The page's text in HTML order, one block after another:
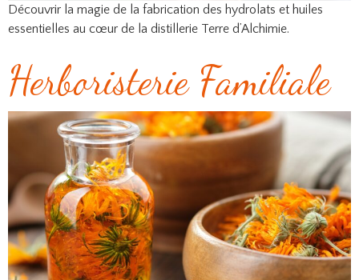
Découvrir la magie de la fabrication des hydrolats et huiles
essentielles au cœur de la distillerie Terre d’Alchimie.
Herboristerie Familiale